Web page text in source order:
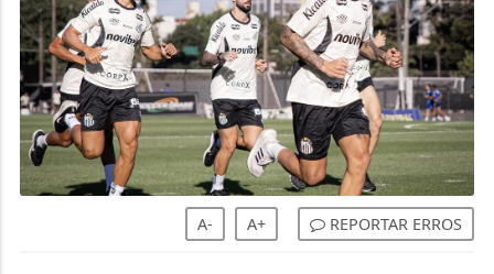
A- A+ REPORTAR ERROS